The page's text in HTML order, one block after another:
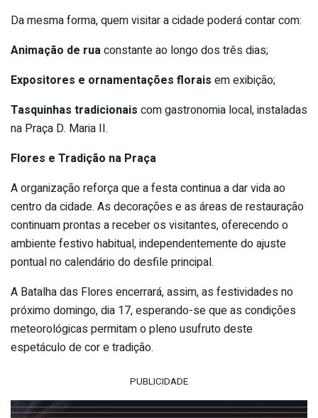
Da mesma forma, quem visitar a cidade poderá contar com:
Animação de ruaconstante ao longo dos três dias;
Expositores e ornamentações florais em exibição;
Tasquinhas tradicionais com gastronomia local, instaladas
na Praça D. Maria II.
Flores e Tradição na Praça
A organização reforça que a festa continua a dar vida ao
centro da cidade. As decorações e as áreas de restauração
continuam prontas a receber os visitantes, oferecendo o
ambiente festivo habitual, independentemente do ajuste
pontual no calendário do desfile principal.
A Batalha das Flores encerrará, assim, as festividades no
próximo domingo, dia 17, esperando-se que as condições
meteorológicas permitam o pleno usufruto deste
espetáculo de cor e tradição.
PUBLICIDADE